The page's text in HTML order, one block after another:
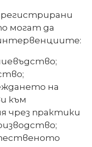
могат да
на
към
чрез практики